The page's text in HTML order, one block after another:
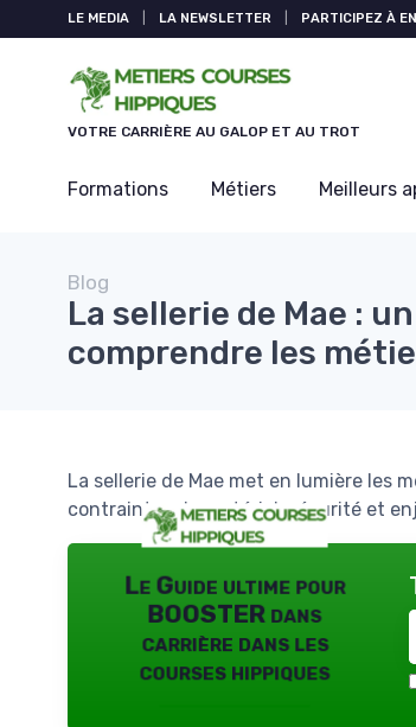
LE MEDIA LA NEWSLETTER PARTICIPEZ À
VOTRE CARRIÈRE AU GALOP ET AU TROT
Formations Métiers Meilleurs
Blog
La sellerie de Mae :
comprendre les
La sellerie de Mae met en lumière les
contraintes du matériel, sécurité et
Le Guide ultime pour
BOOSTER dans
carrière dans les
courses hippiques
Panneau de gestion des cookies